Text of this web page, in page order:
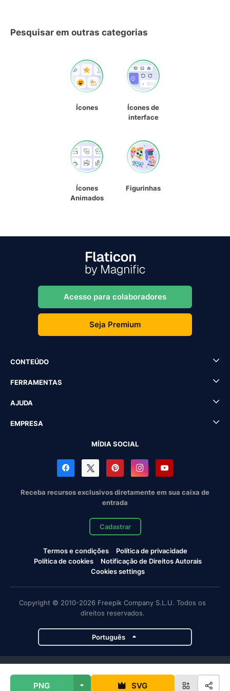
PNG SVG
Pesquisar em outras categorias
Ícones
Ícones de
interface
Ícones
Animados
Figurinhas
Acesso para colaboradores
Seja Premium
CONTEÚDO
FERRAMENTAS
AJUDA
EMPRESA
MÍDIA SOCIAL
Receba recursos exclusivos diretamente em sua caixa de
entrada
Cadastrar
Termos e condições
Política de privacidade
Política de cookies
Notificação de Direitos Autorais
Cookies settings
Copyright © 2010-2026 Freepik Company S.L.U. Todos os
direitos reservados.
Português